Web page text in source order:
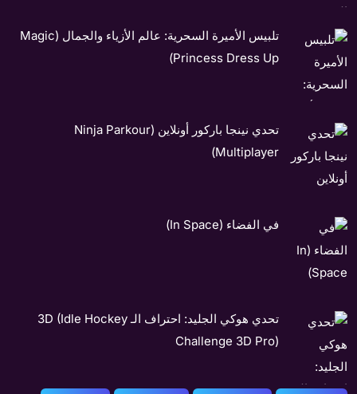
تلبيس الأميرة السحرية: عالم الأزياء والجمال (Magic
Princess Dress Up)
تحدي نينجا باركور أونلاين (Ninja Parkour
Multiplayer)
في الفضاء (In Space)
تحدي هوكي الجليد: احتراف الـ 3D (Idle Hockey
Challenge 3D Pro)